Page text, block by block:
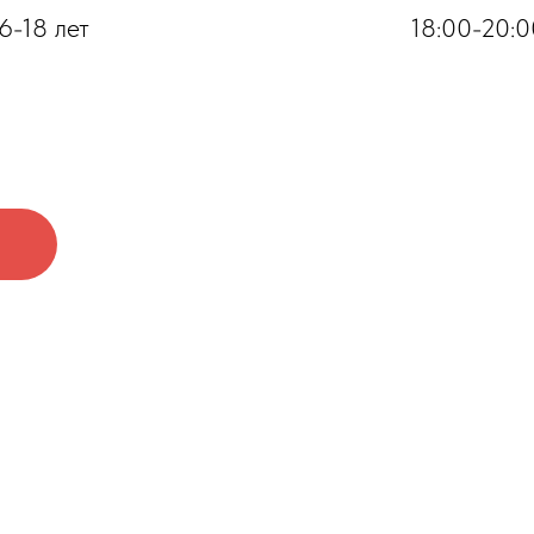
18 лет 18:00-